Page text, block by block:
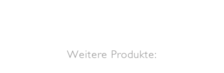
Weitere Produkte: